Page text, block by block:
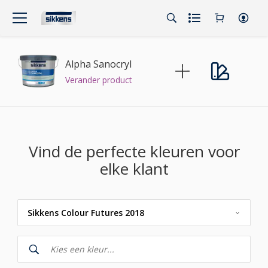
Alpha Sanocryl
Verander product
Vind de perfecte kleuren voor
elke klant
Sikkens Colour Futures 2018
Sikkens